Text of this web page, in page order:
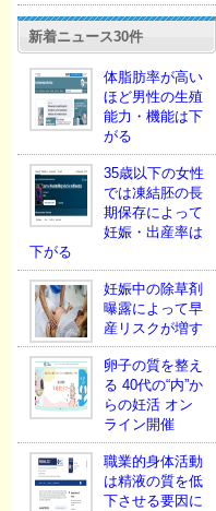
新着ニュース30件
体脂肪率が高い
ほど男性の生殖
能力・機能は下
がる
35歳以下の女性
では凍結胚の長
期保存によって
妊娠・出産率は
下がる
妊娠中の除草剤
曝露によって早
産リスクが増す
卵子の質を整え
る 40代の“内”か
らの妊活 オン
ライン開催
職業的身体活動
は精液の質を低
下させる要因に